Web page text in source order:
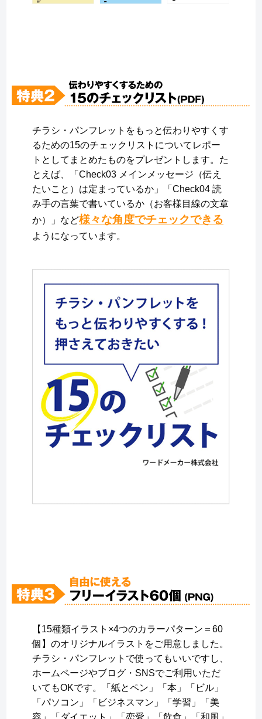
チラシ・パンフレットをもっと伝わりやすくす
るための15のチェックリストについてレポー
トとしてまとめたものをプレゼントします。た
とえば、「Check03 メインメッセージ（伝え
たいこと）は定まっているか」「Check04 読
み手の言葉で書いているか（お客様目線の文章
か）」など様々な角度でチェックできる
ようになっています。
【15種類イラスト×4つのカラーパターン＝60
個】のオリジナルイラストをご用意しました。
チラシ・パンフレットで使ってもいいですし、
ホームページやブログ・SNSでご利用いただ
いてもOKです。「紙とペン」「本」「ビル」
「パソコン」「ビジネスマン」「学習」「美